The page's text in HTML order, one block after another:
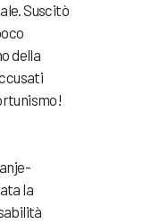
Suscitò
della
la